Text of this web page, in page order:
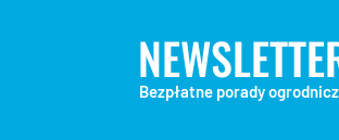
Bezpłatne porady